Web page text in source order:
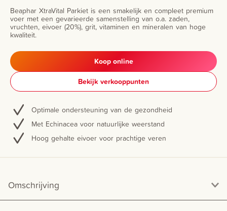
Beaphar XtraVital Parkiet is een smakelijk en compleet premium
voer met een gevarieerde samenstelling van o.a. zaden,
vruchten, eivoer (20%), grit, vitaminen en mineralen van hoge
kwaliteit.
Koop online
Bekijk verkooppunten
Optimale ondersteuning van de gezondheid
Met Echinacea voor natuurlijke weerstand
Hoog gehalte eivoer voor prachtige veren
Omschrijving